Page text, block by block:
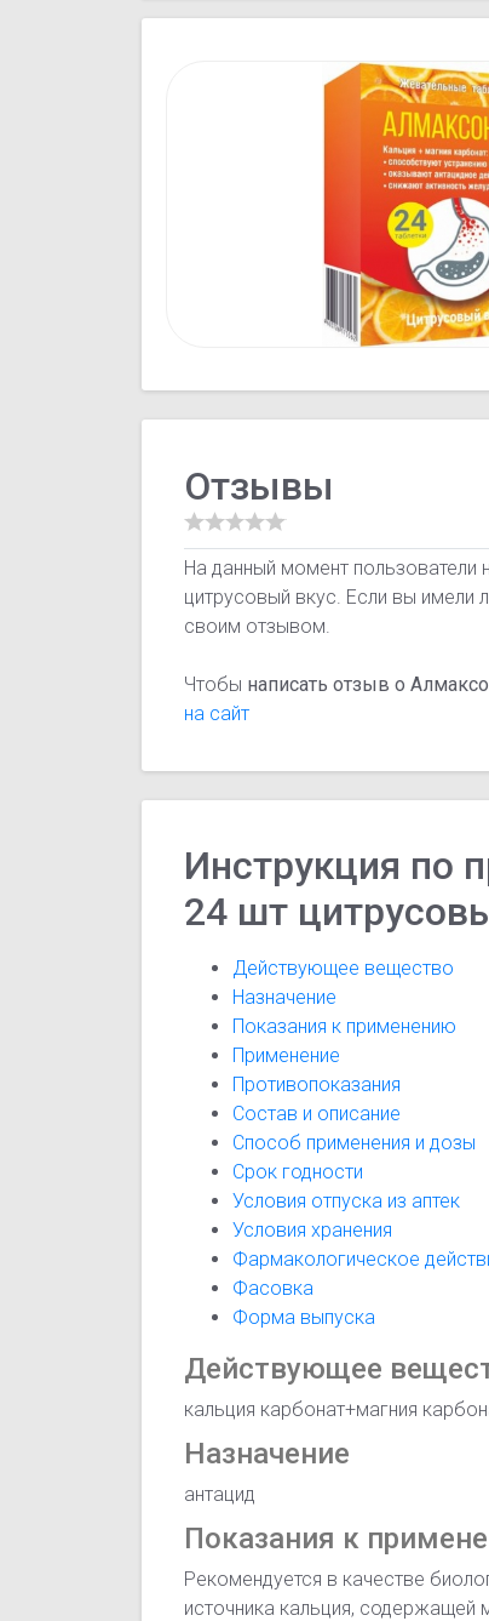
Отзывы
На данный момент пользователи
цитрусовый вкус. Если вы имели
своим отзывом.
Чтобы написать отзыв о
на сайт
Инструкция по
24 шт
Действующее вещество
Назначение
Показания к применению
Применение
Противопоказания
Состав и описание
Способ применения и дозы
Срок годности
Условия отпуска из аптек
Условия хранения
Фармакологическое
Фасовка
Форма выпуска
Действующее
кальция карбонат+магния
Назначение
антацид
Показания к
Рекомендуется в качестве
источника кальция, содержащей